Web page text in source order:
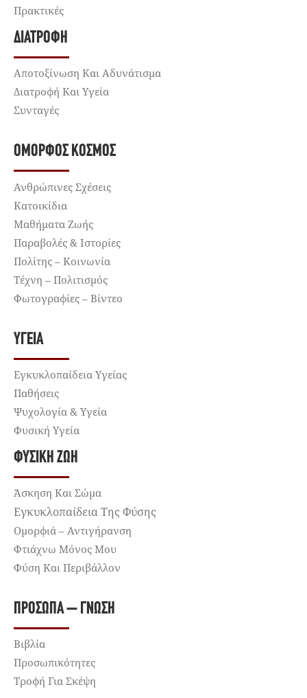
Πρακτικές
ΔΙΑΤΡΟΦΉ
Αποτοξίνωση Και Αδυνάτισμα
Διατροφή Και Υγεία
Συνταγές
ΌΜΟΡΦΟΣ ΚΌΣΜΟΣ
Ανθρώπινες Σχέσεις
Κατοικίδια
Μαθήματα Ζωής
Παραβολές & Ιστορίες
Πολίτης – Κοινωνία
Τέχνη – Πολιτισμός
Φωτογραφίες – Βίντεο
ΥΓΕΊΑ
Εγκυκλοπαίδεια Υγείας
Παθήσεις
Ψυχολογία & Υγεία
Φυσική Υγεία
ΦΥΣΙΚΉ ΖΩΉ
Άσκηση Και Σώμα
Εγκυκλοπαίδεια Της Φύσης
Ομορφιά – Αντιγήρανση
Φτιάχνω Μόνος Μου
Φύση Και Περιβάλλον
ΠΡΌΣΩΠΑ – ΓΝΏΣΗ
Βιβλία
Προσωπικότητες
Τροφή Για Σκέψη